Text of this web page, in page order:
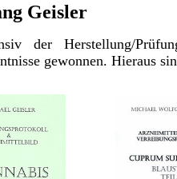
Geisler
der Herstellung/
gewonnen. Hieraus